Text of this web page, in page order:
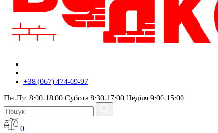
+38 (067) 474-09-97
Пн-Пт. 8:00-18:00 Субота 8:30-17:00 Неділя 9:00-15:00
0